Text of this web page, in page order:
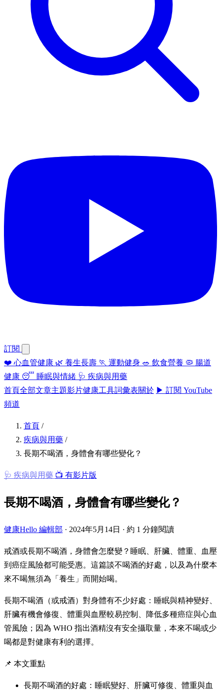
訂閱
❤️ 心血管健康 🌿 養生長壽 🏃 運動健身 🥗 飲食營養 🦠 腸道
健康 😴 睡眠與情緒 🩺 疾病與用藥
首頁全部文章主題影片健康工具詞彙表關於 ▶ 訂閱 YouTube
頻道
首頁 /
疾病與用藥 /
長期不喝酒，身體會有哪些變化？
🩺 疾病與用藥 📺 有影片版
長期不喝酒，身體會有哪些變化？
健康Hello 編輯部 · 2024年5月14日 · 約 1 分鐘閱讀
戒酒或長期不喝酒，身體會怎麼變？睡眠、肝臟、體重、血壓
到癌症風險都可能受惠。這篇談不喝酒的好處，以及為什麼本
來不喝無須為「養生」而開始喝。
長期不喝酒（或戒酒）對身體有不少好處：睡眠與精神變好、
肝臟有機會修復、體重與血壓較易控制、降低多種癌症與心血
管風險；因為 WHO 指出酒精沒有安全攝取量，本來不喝或少
喝都是對健康有利的選擇。
📌 本文重點
長期不喝酒的好處：睡眠變好、肝臟可修復、體重與血